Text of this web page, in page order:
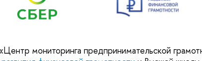
мониторинга предпринимательской